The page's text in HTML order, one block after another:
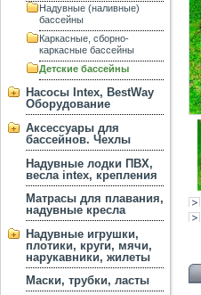
Надувные (наливные)
бассейны
Каркасные, сборно-
каркасные бассейны
Детские бассейны
Насосы Intex, BestWay
Оборудование
Аксессуары для
бассейнов. Чехлы
Надувные лодки ПВХ,
весла intex, крепления
Матрасы для плавания,
надувные кресла
Надувные игрушки,
плотики, круги, мячи,
нарукавники, жилеты
Маски, трубки, ласты